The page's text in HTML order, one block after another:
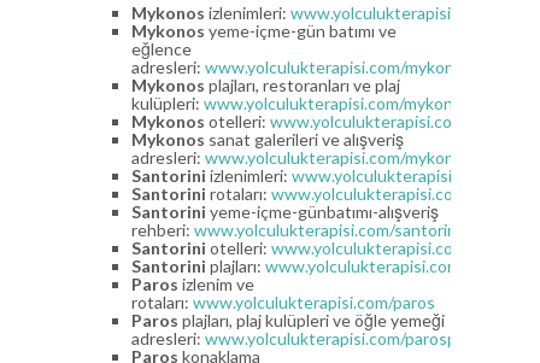
Mykonos izlenimleri: www.yolculukterapisi.com/
Mykonos yeme-içme-gün batımı ve
eğlence
adresleri: www.yolculukterapisi.com/mykonosrehberi
Mykonos plajları, restoranları ve plaj
kulüpleri: www.yolculukterapisi.com/mykonosplajlari
Mykonos otelleri: www.yolculukterapisi.com/
Mykonos sanat galerileri ve alışveriş
adresleri: www.yolculukterapisi.com/
Santorini izlenimleri: www.yolculukterapisi.com/
Santorini rotaları: www.yolculukterapisi.com/
Santorini yeme-içme-günbatımı-alışveriş
rehberi: www.yolculukterapisi.com/santorinirehber
Santorini otelleri: www.yolculukterapisi.com/
Santorini plajları: www.yolculukterapisi.com/
Paros izlenim ve
rotaları: www.yolculukterapisi.com/paros
Paros plajları, plaj kulüpleri ve öğle yemeği
adresleri: www.yolculukterapisi.com/parosplajlari
Paros konaklama